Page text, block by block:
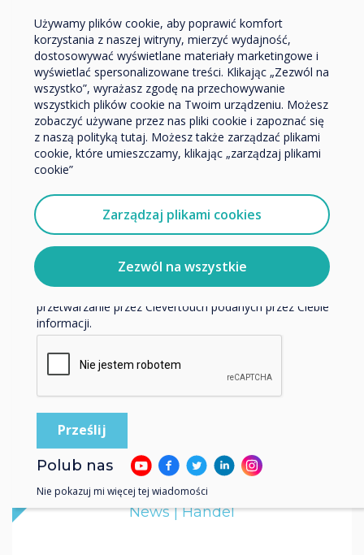
Blog | Retail
Sprzedawcy detaliczni redukują
emisję dwutlenku węgla dzięki
technologii
Czytaj więcej
News | Handel
Używamy plików cookie, aby poprawić komfort
korzystania z naszej witryny, mierzyć wydajność,
dostosowywać wyświetlane materiały marketingowe i
wyświetlać spersonalizowane treści. Klikając „Zezwól na
wszystko”, wyrażasz zgodę na przechowywanie
wszystkich plików cookie na Twoim urządzeniu. Możesz
zobaczyć używane przez nas pliki cookie i zapoznać się
z naszą polityką tutaj. Możesz także zarządzać plikami
cookie, które umieszczamy, klikając „zarządzaj plikami
cookie”
Zarządzaj plikami cookies
Zezwól na wszystkie
Przedsiębiorstwo
Inne
Nazwa firmy
Chcielibyśmy się z Tobą skontaktować w sprawie
naszych produktów i usług za pośrednictwem poczty
elektronicznej, telefonu lub poczty.
Clevertouch.
Aby uzyskać informacje o tym, jak gromadzimy i
wykorzystujemy Twoje dane osobowe, odwiedź naszą
politykę prywatności.
Klikając Wyślij, wyrażasz zgodę na przechowywanie i
przetwarzanie przez Clevertouch podanych przez Ciebie
informacji.
Polub nas
Nie pokazuj mi więcej tej wiadomości